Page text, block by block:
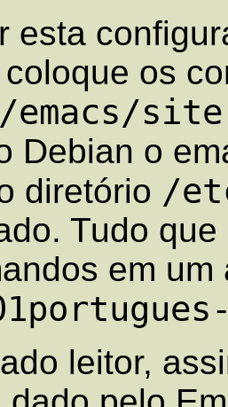
esta
os
Debian o
diretório /
Tudo
em
leitor,